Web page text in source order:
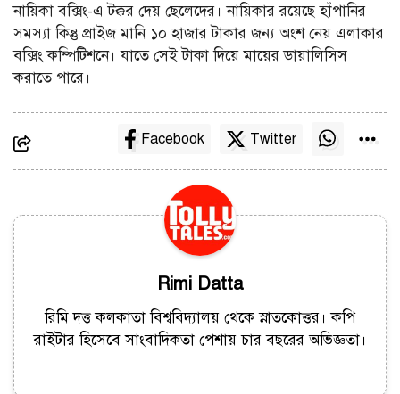
নায়িকা বক্সিং-এ টক্কর দেয় ছেলেদের। নায়িকার রয়েছে হাঁপানির
সমস্যা কিন্তু প্রাইজ মানি ১০ হাজার টাকার জন্য অংশ নেয় এলাকার
বক্সিং কম্পিটিশনে। যাতে সেই টাকা দিয়ে মায়ের ডায়ালিসিস
করাতে পারে।
Facebook Twitter
Rimi Datta
রিমি দত্ত কলকাতা বিশ্ববিদ্যালয় থেকে স্নাতকোত্তর। কপি
রাইটার হিসেবে সাংবাদিকতা পেশায় চার বছরের অভিজ্ঞতা।